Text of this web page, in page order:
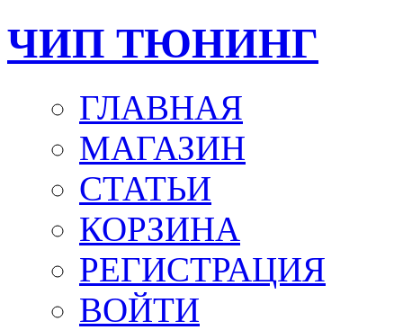
ЧИП ТЮНИНГ
ГЛАВНАЯ
МАГАЗИН
СТАТЬИ
КОРЗИНА
РЕГИСТРАЦИЯ
ВОЙТИ